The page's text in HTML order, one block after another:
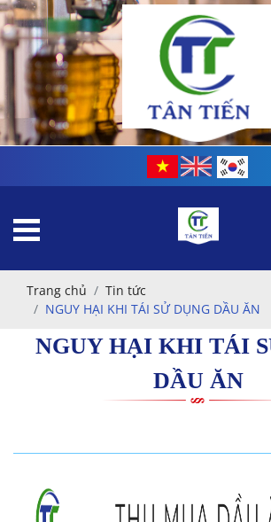
Trang chủ
Tin tức
NGUY HẠI KHI TÁI SỬ DỤNG DẦU ĂN
NGUY HẠI KHI TÁI
DẦU ĂN